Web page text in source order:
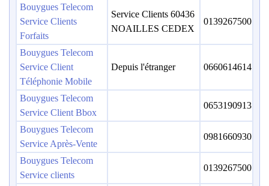
Bouygues Telecom
Service Clients
Forfaits
Service Clients 60436
NOAILLES CEDEX
0139267500
Bouygues Telecom
Service Client
Téléphonie Mobile
Depuis l'étranger 0660614614
Bouygues Telecom
Service Client Bbox
0653190913
Bouygues Telecom
Service Après-Vente
0981660930
Bouygues Telecom
Service clients
0139267500